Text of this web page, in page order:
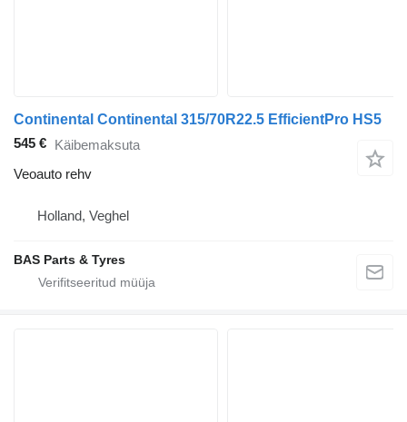
Continental Continental 315/70R22.5 EfficientPro HS5
545 € Käibemaksuta
Veoauto rehv
Holland, Veghel
BAS Parts & Tyres